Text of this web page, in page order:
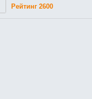
Рейтинг 2600